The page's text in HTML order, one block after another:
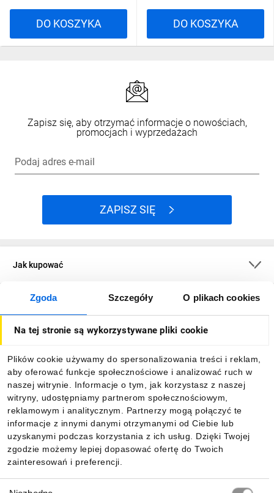
Zgoda Szczegóły O plikach cookies
Na tej stronie są wykorzystywane pliki cookie
Plików cookie używamy do spersonalizowania treści i reklam,
aby oferować funkcje społecznościowe i analizować ruch w
naszej witrynie. Informacje o tym, jak korzystasz z naszej
witryny, udostępniamy partnerom społecznościowym,
reklamowym i analitycznym. Partnerzy mogą połączyć te
informacje z innymi danymi otrzymanymi od Ciebie lub
uzyskanymi podczas korzystania z ich usług. Dzięki Twojej
zgodzie możemy lepiej dopasować ofertę do Twoich
zainteresowań i preferencji.
DO KOSZYKA DO KOSZYKA
Zapisz się, aby otrzymać informacje o nowościach,
promocjach i wyprzedażach
Podaj adres e-mail
ZAPISZ SIĘ
Jak kupować
O firmie
Informacje
Pobierz naszą aplikację mobilną: